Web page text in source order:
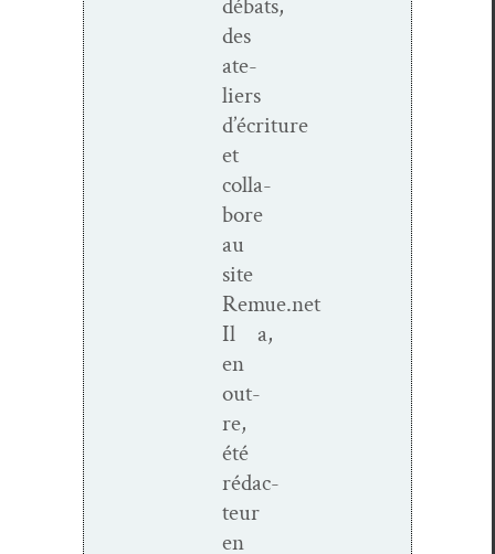
débats,
des
ate­
liers
d’écriture
et
col­la­
bore
au
site
Remue.net
Il a,
en
out­
re,
été
rédac­
teur
en